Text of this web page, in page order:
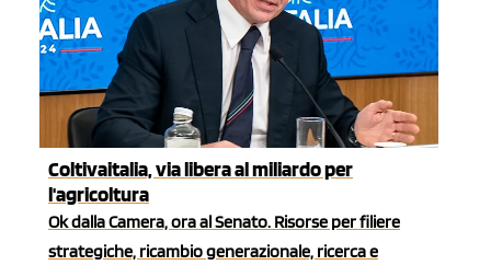
Coltivaitalia, via libera al miliardo per
l'agricoltura
Ok dalla Camera, ora al Senato. Risorse per filiere
strategiche, ricambio generazionale, ricerca e